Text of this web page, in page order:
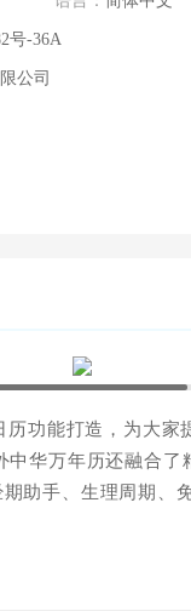
号-36A
公司
功能打造，为大家
中华万年历还融合了
助手、生理周期、